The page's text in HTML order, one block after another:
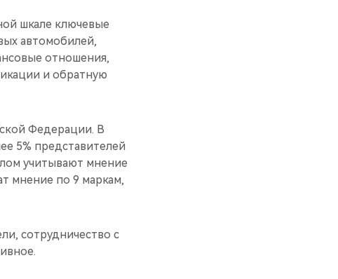
шкале ключевые
автомобилей,
отношения,
и обратную
Федерации. В
5% представителей
учитывают мнение
мнение по 9 маркам,
сотрудничество с